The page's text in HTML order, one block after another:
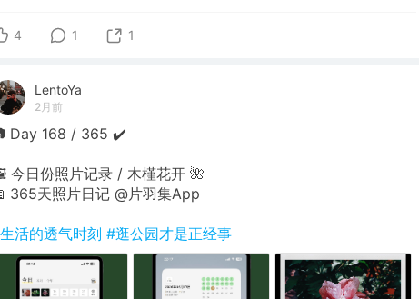
4 1 1
LentoYa
2月前
Day 168 / 365 ✔️
今日份照片记录 / 木槿花开 🌺
365天照片日记 @片羽集App
活的透气时刻 #逛公园才是正经事